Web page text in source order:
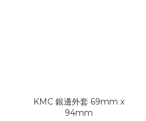
KMC 銀邊外套 69mm x
94mm